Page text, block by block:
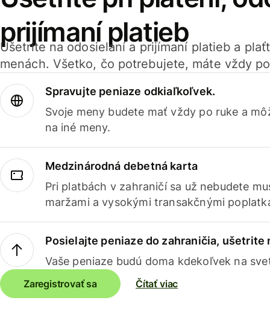
prijímaní platieb
Ušetrite na odosielaní a prijímaní platieb a
menách. Všetko, čo potrebujete, máte vždy
Spravujte peniaze odkiaľkoľvek.
Svoje meny budete mať vždy po ruke a
na iné meny.
Medzinárodná debetná karta
Pri platbách v zahraničí sa už nebudete
maržami a vysokými transakčnými
Posielajte peniaze do zahraničia, ušetrite
Vaše peniaze budú doma kdekoľvek na
Zaregistrovať sa Čítať viac